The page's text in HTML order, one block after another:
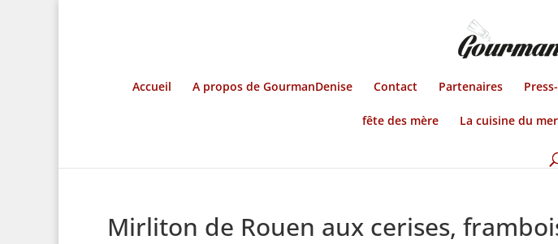
Accueil A propos de GourmanDenise Contact Partenaires
fête des mère La cuisine du
Mirliton de Rouen aux cerises,